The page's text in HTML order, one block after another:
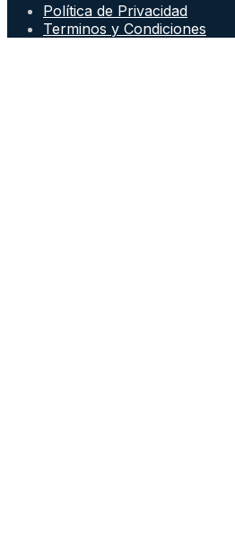
Política de Privacidad
Terminos y Condiciones